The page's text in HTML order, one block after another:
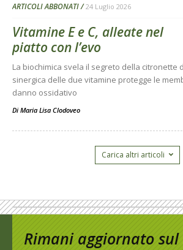
ARTICOLI ABBONATI 24 Luglio 2026
Vitamine E e C, alleate nel
piatto con l’evo
La biochimica svela il segreto della citronette
sinergica delle due vitamine protegge le
danno ossidativo
Di Maria Lisa Clodoveo
Carica altri articoli
Rimani aggiornato